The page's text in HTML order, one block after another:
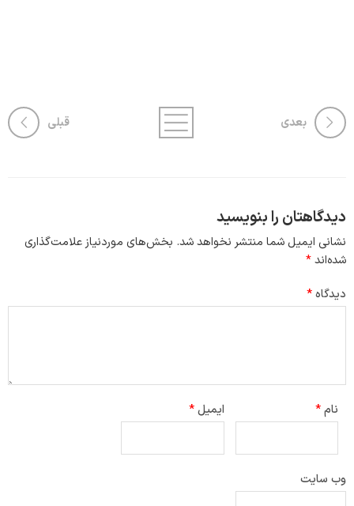
قبلی بعدی
دیدگاهتان را بنویسید
نشانی ایمیل شما منتشر نخواهد شد. بخش‌های موردنیاز علامت‌گذاری
شده‌اند*
دیدگاه*
نام* ایمیل*
وب‌ سایت